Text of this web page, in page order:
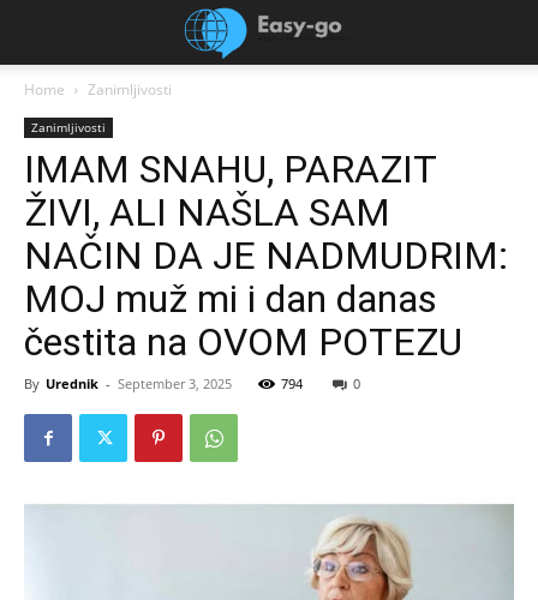
Home Zanimljivosti
Zanimljivosti
IMAM SNAHU, PARAZIT
ŽIVI, ALI NAŠLA SAM
NAČIN DA JE NADMUDRIM:
MOJ muž mi i dan danas
čestita na OVOM POTEZU
By Urednik - September 3, 2025 794 0